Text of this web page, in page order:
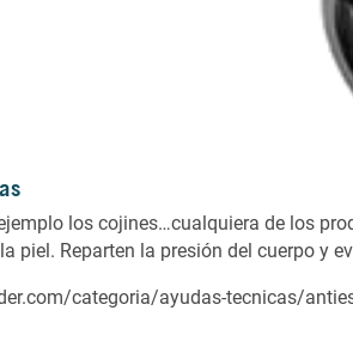
los cojines…cualquiera de los
piel. Reparten la presión del cuerpo y
categoria/ayudas-tecnicas/